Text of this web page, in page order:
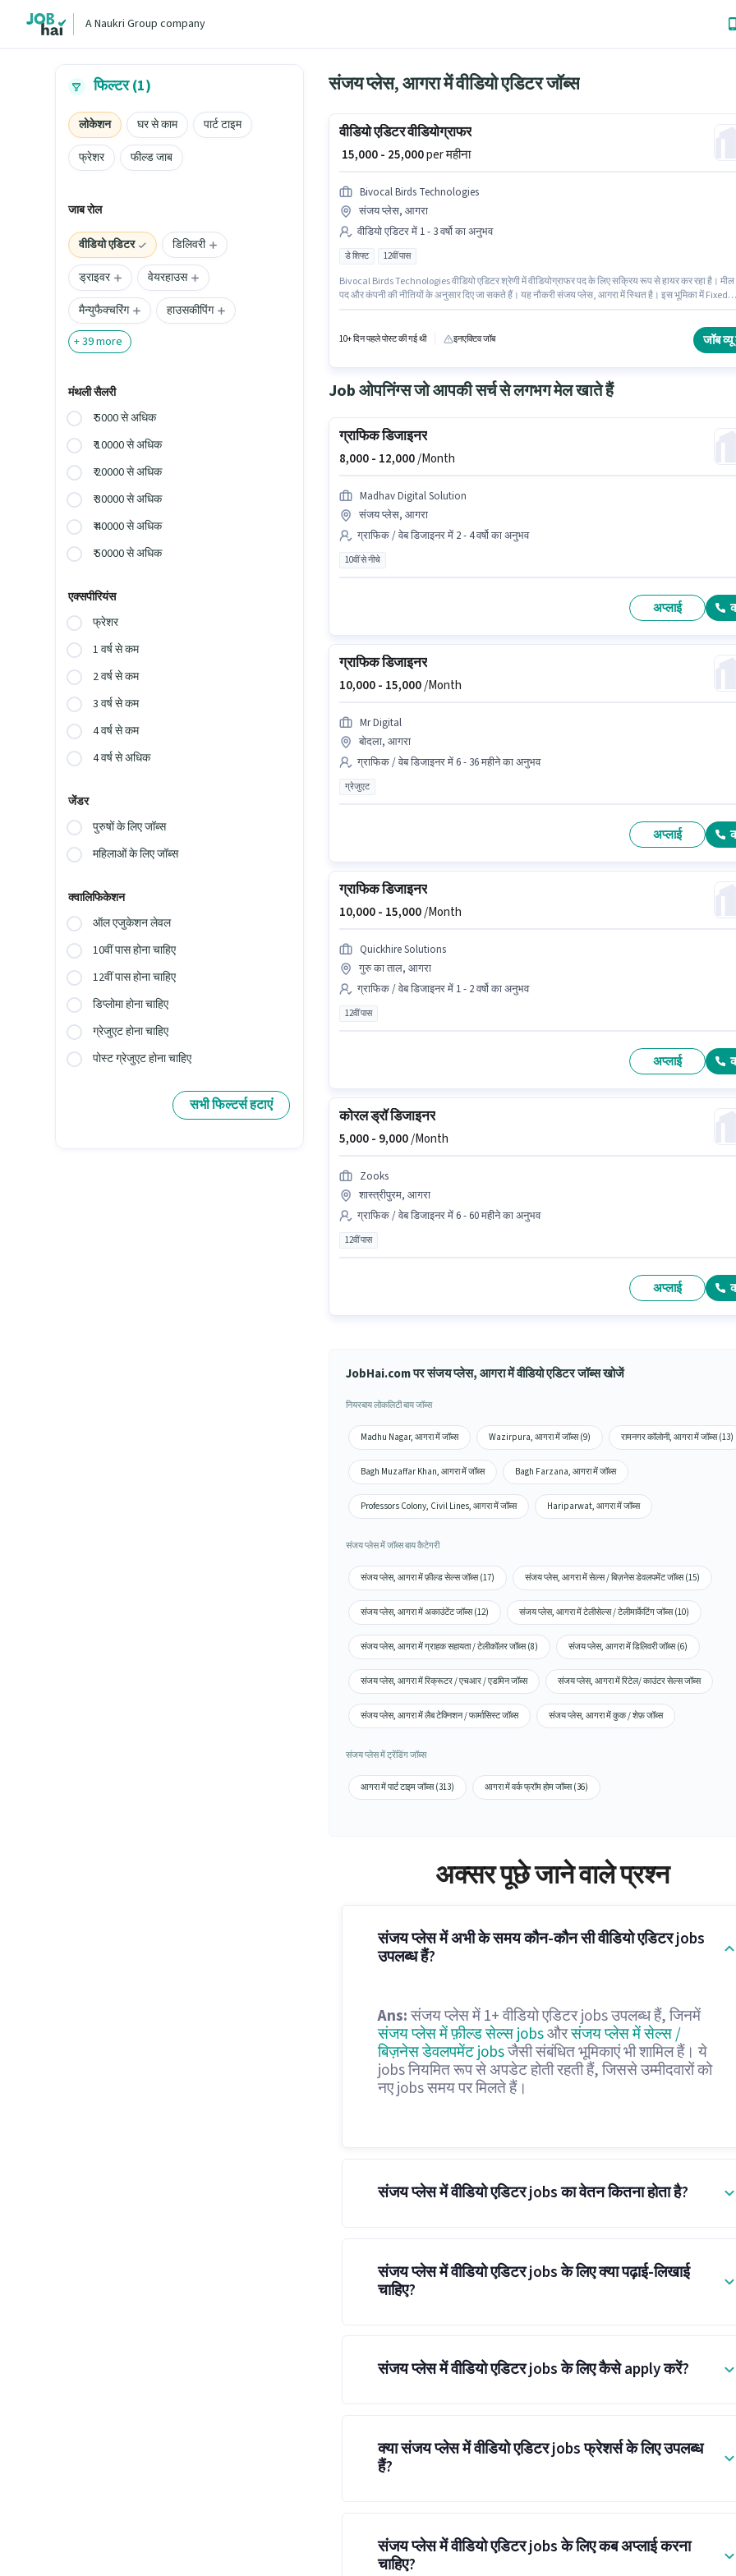
A Naukri Group company
फिल्टर (1)
लोकेशन घर से काम
पार्ट टाइम
फ्रेशर
फील्ड जाब
जाब रोल
वीडियो एडिटर
डिलिवरी
ड्राइवर
वेयरहाउस
मैन्युफैक्चरिंग
हाउसकीपिंग
+39more
मंथली सैलरी
₹ 5000 से अधिक
₹ 10000 से अधिक
₹ 20000 से अधिक
₹ 30000 से अधिक
₹ 40000 से अधिक
₹ 50000 से अधिक
एक्सपीरियंस
फ्रेशर
1 वर्ष से कम
2 वर्ष से कम
3 वर्ष से कम
4 वर्ष से कम
4 वर्ष से अधिक
जेंडर
पुरुषों के लिए जॉब्स
महिलाओं के लिए जॉब्स
क्वालिफिकेशन
ऑल एजुकेशन लेवल
10वीं पास होना चाहिए
12वीं पास होना चाहिए
डिप्लोमा होना चाहिए
ग्रेजुएट होना चाहिए
पोस्ट ग्रेजुएट होना चाहिए
सभी फिल्टर्स हटाएं
संजय प्लेस, आगरा में वीडियो एडिटर जॉब्स
वीडियो एडिटर वीडियोग्राफर
₹ 15,000 - 25,000per महीना
Bivocal Birds Technologies
संजय प्लेस, आगरा
वीडियो एडिटर में 1 - 3 वर्षो का अनुभव
डे शिफ्ट 12वीं पास
Bivocal Birds Technologies वीडियो एडिटर श्रेणी में वीडियोग्राफर पद के लिए सक्रिय रूप से हायर कर रहा है। मील
पद और कंपनी की नीतियों के अनुसार दिए जा सकते हैं। यह नौकरी संजय प्लेस, आगरा में स्थित है। इस भूमिका में Fixed
10+ दिन पहले पोस्ट की गई थी इनएक्टिव जॉब जॉब
Job ओपनिंग्स जो आपकी सर्च से लगभग मेल खाते हैं
ग्राफिक डिजाइनर
8,000 - 12,000/Month
Madhav Digital Solution
संजय प्लेस, आगरा
ग्राफिक / वेब डिजाइनर में 2 - 4 वर्षो का अनुभव
10वीं से नीचे
अप्लाई
ग्राफिक डिजाइनर
10,000 - 15,000/Month
Mr Digital
बोदला, आगरा
ग्राफिक / वेब डिजाइनर में 6 - 36 महीने का अनुभव
ग्रेजुएट
अप्लाई
ग्राफिक डिजाइनर
10,000 - 15,000/Month
Quickhire Solutions
गुरु का ताल, आगरा
ग्राफिक / वेब डिजाइनर में 1 - 2 वर्षो का अनुभव
12वीं पास
अप्लाई
कोरल ड्रॉ डिजाइनर
5,000 - 9,000/Month
Zooks
शास्त्रीपुरम, आगरा
ग्राफिक / वेब डिजाइनर में 6 - 60 महीने का अनुभव
12वीं पास
अप्लाई
JobHai.com पर संजय प्लेस, आगरा में वीडियो एडिटर जॉब्स खोजें
नियरबाय लोकलिटी बाय जॉब्स
Madhu Nagar, आगरा में जॉब्स Wazirpura, आगरा में जॉब्स (9) रामनगर कॉलोनी, आगरा में जॉब्स (13)
Bagh Muzaffar Khan, आगरा में जॉब्स Bagh Farzana, आगरा में जॉब्स
Professors Colony, Civil Lines, आगरा में जॉब्स Hariparwat, आगरा में जॉब्स
संजय प्लेस में जॉब्स बाय कैटेगरी
संजय प्लेस, आगरा में फ़ील्ड सेल्स जॉब्स (17) संजय प्लेस, आगरा में सेल्स / बिज़नेस डेवलपमेंट जॉब्स (15)
संजय प्लेस, आगरा में अकाउंटेंट जॉब्स (12) संजय प्लेस, आगरा में टेलीसेल्स / टेलीमार्केटिंग जॉब्स (10)
संजय प्लेस, आगरा में ग्राहक सहायता / टेलीकॉलर जॉब्स (8) संजय प्लेस, आगरा में डिलिवरी जॉब्स (6)
संजय प्लेस, आगरा में रिक्रूटर / एचआर / एडमिन जॉब्स संजय प्लेस, आगरा में रिटेल/ काउंटर सेल्स जॉब्स
संजय प्लेस, आगरा में लैब टेक्निशन / फार्मासिस्ट जॉब्स संजय प्लेस, आगरा में कुक / शेफ़ जॉब्स
संजय प्लेस में ट्रेंडिंग जॉब्स
आगरा में पार्ट टाइम जॉब्स (313) आगरा में वर्क फ्रॉम होम जॉब्स (36)
अक्सर पूछे जाने वाले प्रश्न
संजय प्लेस में अभी के समय कौन-कौन सी वीडियो एडिटर jobs
उपलब्ध हैं?
Ans:संजय प्लेस में 1+ वीडियो एडिटर jobs उपलब्ध हैं, जिनमें
संजय प्लेस में फ़ील्ड सेल्स jobsऔरसंजय प्लेस में सेल्स /
बिज़नेस डेवलपमेंट jobsजैसी संबंधित भूमिकाएं भी शामिल हैं। ये
jobs नियमित रूप से अपडेट होती रहती हैं, जिससे उम्मीदवारों को
नए jobs समय पर मिलते हैं।
संजय प्लेस में वीडियो एडिटर jobs का वेतन कितना होता है?
संजय प्लेस में वीडियो एडिटर jobs के लिए क्या पढ़ाई-लिखाई
चाहिए?
संजय प्लेस में वीडियो एडिटर jobs के लिए कैसे apply करें?
क्या संजय प्लेस में वीडियो एडिटर jobs फ्रेशर्स के लिए उपलब्ध
हैं?
संजय प्लेस में वीडियो एडिटर jobs के लिए कब अप्लाई करना
चाहिए?